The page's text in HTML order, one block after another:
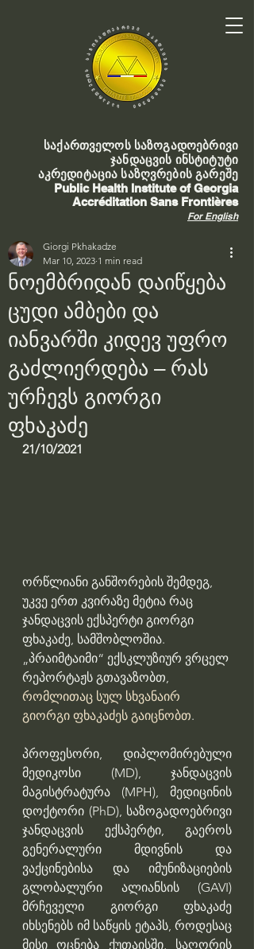
საქართველოს საზოგადოებრივი
ჯანდაცვის ინსტიტუტი
აკრედიტაცია საზღვრების გარეშე
Public Health Institute of Georgia
Accréditation Sans Frontières
For English
ნოემბრიდან დაიწყება
ცუდი ამბები და
იანვარში კიდევ უფრო
გაძლიერდება – რას
ურჩევს გიორგი
ფხაკაძე
Giorgi Pkhakadze
Mar 10, 2023 1 min read
21/10/2021
ორწლიანი განშორების შემდეგ,
უკვე ერთ კვირაზე მეტია რაც
ჯანდაცვის ექსპერტი გიორგი
ფხაკაძე, სამშობლოშია.
„პრაიმტაიმი“ ექსკლუზიურ ვრცელ
რეპორტაჟს გთავაზობთ,
რომლითაც სულ სხვანაირ
გიორგი ფხაკაძეს გაიცნობთ.
პროფესორი, დიპლომირებული
მედიკოსი (MD), ჯანდაცვის
მაგისტრატურა (MPH), მედიცინის
დოქტორი (PhD), საზოგადოებრივი
ჯანდაცვის ექსპერტი, გაეროს
გენერალური მდივნის და
ვაქცინებისა და იმუნიზაციების
გლობალური ალიანსის (GAVI)
მრჩეველი გიორგი ფხაკაძე
იხსენებს იმ საწყის ეტაპს, როდესაც
მისი ოცნება ქუთაისში, საღორის